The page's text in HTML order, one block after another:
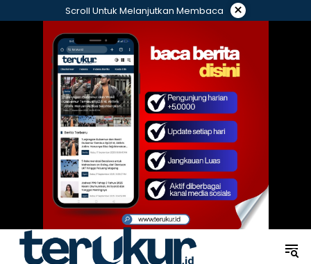
ke
Scroll Untuk Melanjutkan Membaca ×